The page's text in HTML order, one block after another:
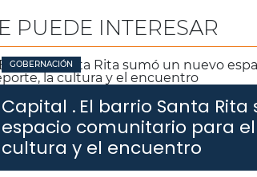
PUEDE INTERESAR
GOBERNACIÓN
Capital . El barrio Santa
espacio comunitario para
cultura y el encuentro